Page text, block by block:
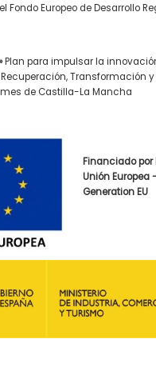
Fondo Europeo de Desarrollo
Plan para impulsar la
Transformación y
de Castilla-La Mancha
Financiado por
Unión Europea
Generation EU